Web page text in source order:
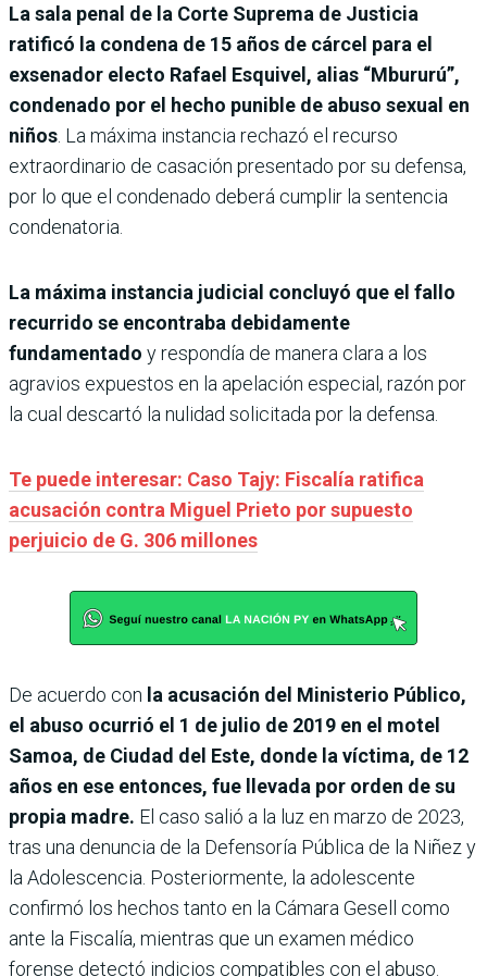
La sala penal de la Corte Suprema de Justicia
ratificó la condena de 15 años de cárcel para el
exsenador electo Rafael Esquivel, alias “Mbururú”,
condenado por el hecho punible de abuso sexual en
niños . La máxima instancia rechazó el recurso
extraordinario de casación presentado por su defensa,
por lo que el condenado deberá cumplir la sentencia
condenatoria.
La máxima instancia judicial concluyó que el fallo
recurrido se encontraba debidamente
fundamentado y respondía de manera clara a los
agravios expuestos en la apelación especial, razón por
la cual descartó la nulidad solicitada por la defensa.
Te puede interesar: Caso Tajy: Fiscalía ratifica
acusación contra Miguel Prieto por supuesto
perjuicio de G. 306 millones
De acuerdo con la acusación del Ministerio Público,
el abuso ocurrió el 1 de julio de 2019 en el motel
Samoa, de Ciudad del Este, donde la víctima, de 12
años en ese entonces, fue llevada por orden de su
propia madre. El caso salió a la luz en marzo de 2023,
tras una denuncia de la Defensoría Pública de la Niñez y
la Adolescencia. Posteriormente, la adolescente
confirmó los hechos tanto en la Cámara Gesell como
ante la Fiscalía, mientras que un examen médico
forense detectó indicios compatibles con el abuso.